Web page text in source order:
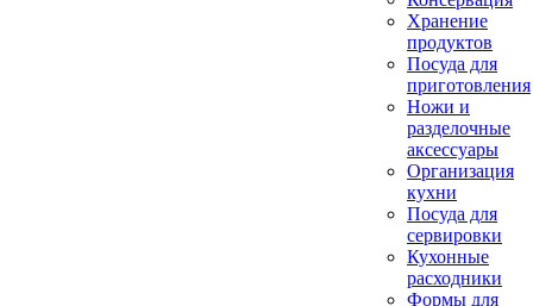
Хранение
продуктов
Посуда для
приготовления
Ножи и
разделочные
аксессуары
Организация
кухни
Посуда для
сервировки
Кухонные
расходники
Формы для